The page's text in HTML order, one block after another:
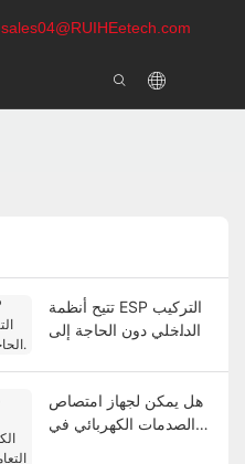
sales04@RUIHEetech.com
تتيح أنظمة ESP التركيب
الداخلي دون الحاجة إلى
هل يمكن لجهاز امتصاص
الصدمات الكهربائي في